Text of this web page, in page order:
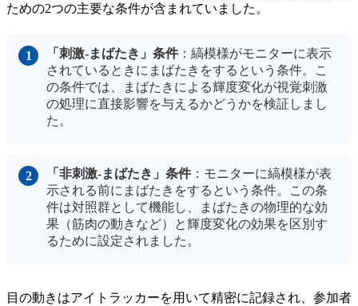
ための2つの主要な条件が含まれていました。
「刺激-まばたき」条件：縞模様がモニターに表示
されているときにまばたきをするという条件。こ
の条件では、まばたきによる輝度変化が視覚刺激
の処理に直接影響を与えるかどうかを検証しまし
た。
「非刺激-まばたき」条件：モニターに縞模様が表
示される前にまばたきをするという条件。この条
件は対照群として機能し、まばたきの物理的な効
果（筋肉の動きなど）と輝度変化の効果を区別す
るために設定されました。
目の動きはアイトラッカーを用いて精密に記録され、参加者